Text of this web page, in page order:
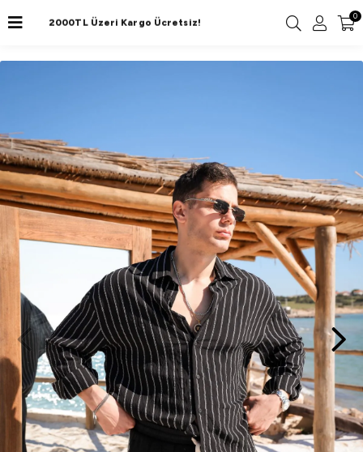
2000TL Üzeri Kargo Ücretsiz!
0